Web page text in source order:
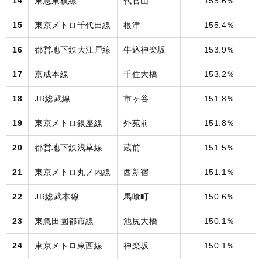
15 東京メトロ千代田線 根津 155.4％
16 都営地下鉄大江戸線 牛込神楽坂 153.9％
17 京成本線 千住大橋 153.2％
18 JR総武線 市ヶ谷 151.8％
19 東京メトロ銀座線 外苑前 151.8％
20 都営地下鉄浅草線 蔵前 151.5％
21 東京メトロ丸ノ内線 西新宿 151.1％
22 JR総武本線 馬喰町 150.6％
23 東急田園都市線 池尻大橋 150.1％
24 東京メトロ東西線 神楽坂 150.1％